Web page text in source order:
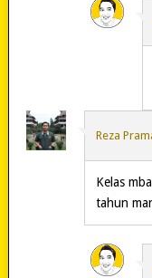
Reza
Kelas
tahun